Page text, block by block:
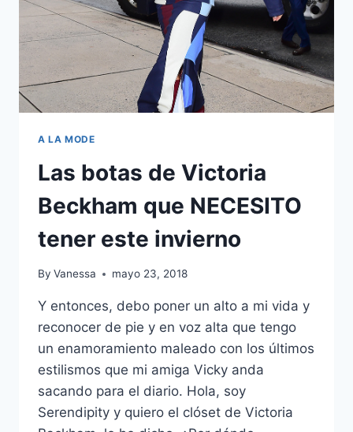
A LA MODE
Las botas de Victoria
Beckham que NECESITO
tener este invierno
By Vanessa mayo 23, 2018
Y entonces, debo poner un alto a mi vida y
reconocer de pie y en voz alta que tengo
un enamoramiento maleado con los últimos
estilismos que mi amiga Vicky anda
sacando para el diario. Hola, soy
Serendipity y quiero el clóset de Victoria